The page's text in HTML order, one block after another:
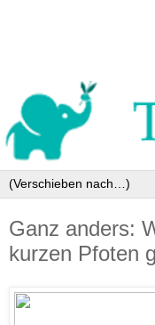
Ganz anders:
kurzen Pfoten